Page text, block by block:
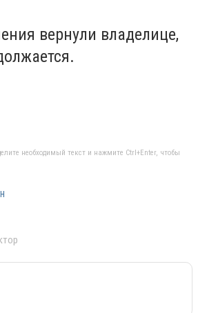
вернули владелице,
необходимый текст и нажмите Ctrl+Enter, чтобы